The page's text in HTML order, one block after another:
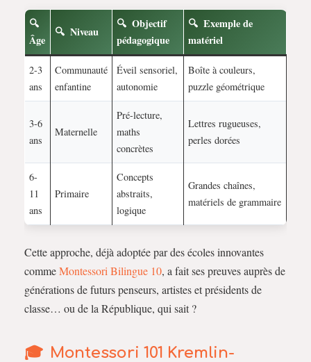
Âge
Niveau
Objectif
pédagogique
Exemple de
matériel
2-3
ans
Communauté
enfantine
Éveil sensoriel,
autonomie
Boîte à couleurs,
puzzle géométrique
3-6
ans
Maternelle
Pré-lecture,
maths
concrètes
Lettres rugueuses,
perles dorées
6-
11
ans
Primaire
Concepts
abstraits,
logique
Grandes chaînes,
matériels de grammaire
Cette approche, déjà adoptée par des écoles innovantes
commeMontessori Bilingue 10, a fait ses preuves auprès de
générations de futurs penseurs, artistes et présidents de
classe… ou de la République, qui sait ?
Montessori 101 Kremlin-